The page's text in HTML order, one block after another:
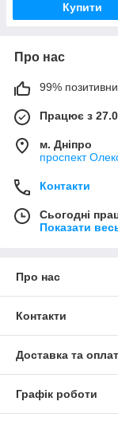
Купити
Про нас
99%
Працює з
м. Дніпро
проспект
Контакти
Сьогодні
Показати
Про нас
Контакти
Доставка та
Графік роботи